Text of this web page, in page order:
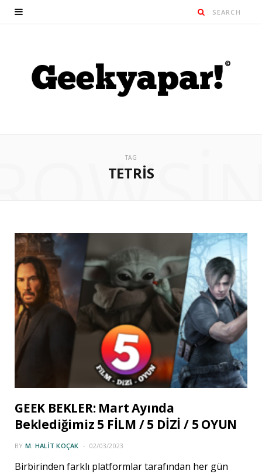
TAG
TETRIS
GEEK BEKLER: Mart Ayında
Beklediğimiz 5 FİLM / 5 DİZİ / 5 OYUN
BY M. HALIT KOÇAK 02/03/2023
Birbirinden farklı platformlar tarafından her gün